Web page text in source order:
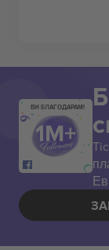
ВИ БЛАГОДАРАМ!